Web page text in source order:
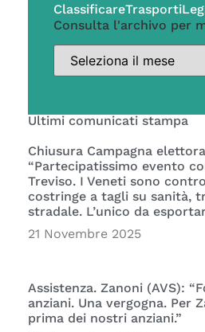
ClassificareTrasporti
Consulta l'archivo per
Ultimi comunicati stampa
Chiusura Campagna
“Partecipatissimo evento
Treviso. I Veneti sono
costringe a tagli su sanità,
stradale. L’unico da
21 Novembre 2025
Assistenza. Zanoni (AVS):
anziani. Una vergogna. Per
prima dei nostri anziani.”